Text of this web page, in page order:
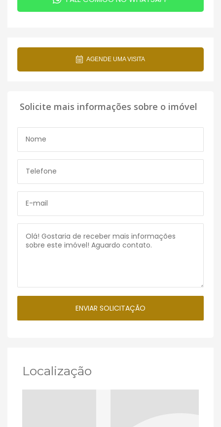
AGENDE UMA VISITA
Solicite mais informações sobre o imóvel
Localização